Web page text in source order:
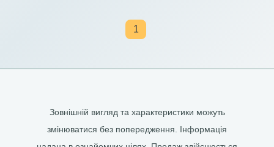
1
Зовнішній вигляд та характеристики можуть
змінюватися без попередження. Інформація